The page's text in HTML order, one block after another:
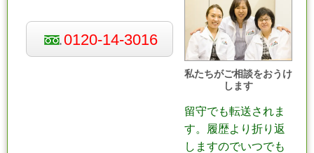
私たちがご相談をおうけ
します
留守でも転送されま
す。履歴より折り返
しますのでいつでも
0120-14-3016